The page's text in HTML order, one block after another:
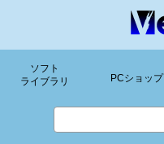
ソフト
ライブラリ
PCショップ